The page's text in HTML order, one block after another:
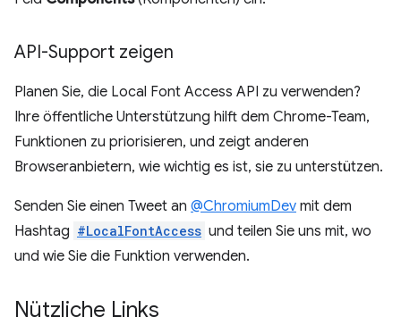
API-Support zeigen
Planen Sie, die Local Font Access API zu verwenden?
Ihre öffentliche Unterstützung hilft dem Chrome-Team,
Funktionen zu priorisieren, und zeigt anderen
Browseranbietern, wie wichtig es ist, sie zu unterstützen.
Senden Sie einen Tweet an @ChromiumDev mit dem
Hashtag #LocalFontAccess und teilen Sie uns mit, wo
und wie Sie die Funktion verwenden.
Nützliche Links